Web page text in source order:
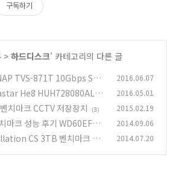
구독하기
> 하드디스크' 카테고리의 다른 글
TVS-871T 10Gbps Sea
2016.06.07
He8 HUH728080ALE6
(5)
2016.05.01
치마크 CCTV 저장장치 (3) 2015.02.19
마크 성능 후기 WD60EFRX 2014.09.06
CS 3TB 벤치마크 소
2014.07.20